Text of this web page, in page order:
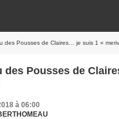
des Pousses de Claires… je suis 1 «
des Pousses de
à 06:00